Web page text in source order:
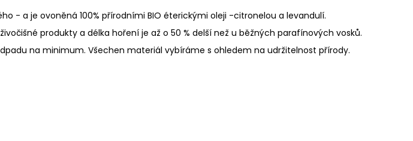
- a je ovoněná 100% přírodními BIO éterickými oleji -citronelou a levandulí.
produkty a délka hoření je až o 50 % delší než u běžných parafínových vosků.
na minimum. Všechen materiál vybíráme s ohledem na udržitelnost přírody.